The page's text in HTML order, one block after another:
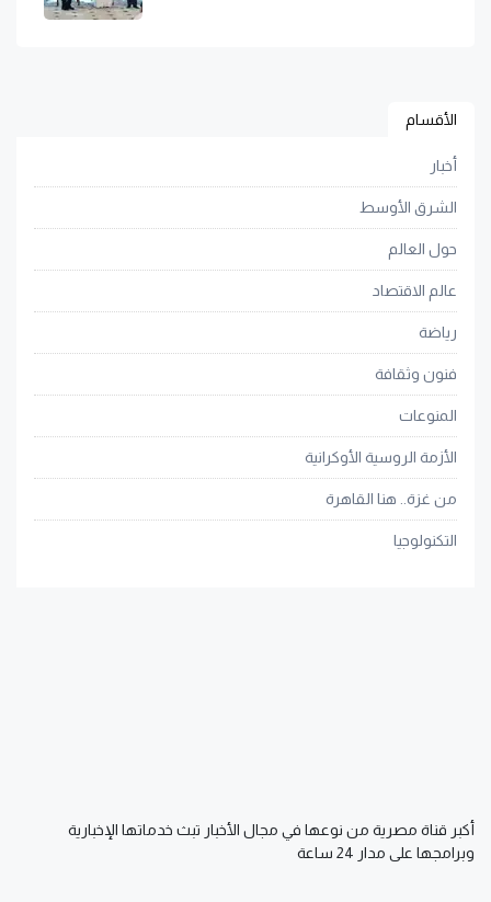
الأقسام
أخبار
الشرق الأوسط
حول العالم
عالم الاقتصاد
رياضة
فنون وثقافة
المنوعات
الأزمة الروسية الأوكرانية
من غزة.. هنا القاهرة
التكنولوجيا
أكبر قناة مصرية من نوعها في مجال الأخبار تبث خدماتها الإخبارية
وبرامجها على مدار 24 ساعة